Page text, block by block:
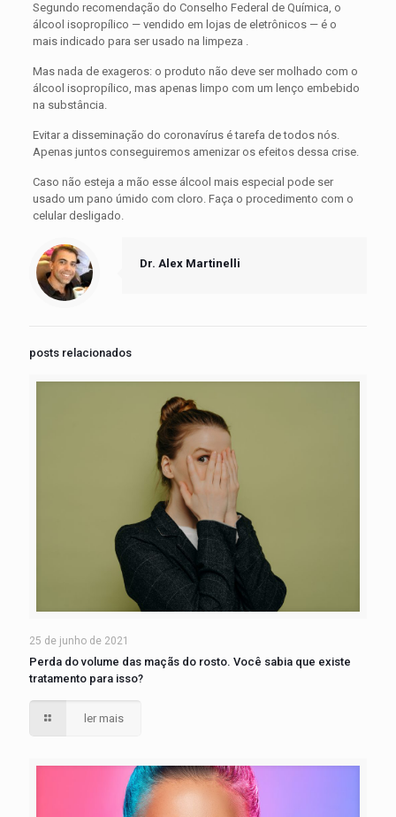
Segundo recomendação do Conselho Federal de Química, o
álcool isopropílico — vendido em lojas de eletrônicos — é o
mais indicado para ser usado na limpeza .
Mas nada de exageros: o produto não deve ser molhado com o
álcool isopropílico, mas apenas limpo com um lenço embebido
na substância.
Evitar a disseminação do coronavírus é tarefa de todos nós.
Apenas juntos conseguiremos amenizar os efeitos dessa crise.
Caso não esteja a mão esse álcool mais especial pode ser
usado um pano úmido com cloro. Faça o procedimento com o
celular desligado.
Dr. Alex Martinelli
posts relacionados
25 de junho de 2021
Perda do volume das maçãs do rosto. Você sabia que existe
tratamento para isso?
ler mais